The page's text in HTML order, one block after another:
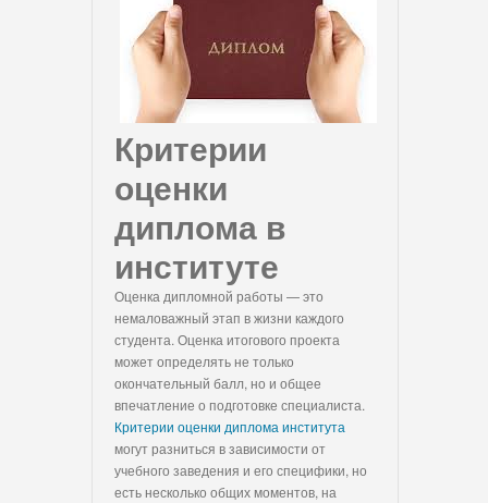
Критерии
оценки
диплома в
институте
Оценка дипломной работы — это
немаловажный этап в жизни каждого
студента. Оценка итогового проекта
может определять не только
окончательный балл, но и общее
впечатление о подготовке специалиста.
Критерии оценки диплома института
могут разниться в зависимости от
учебного заведения и его специфики, но
есть несколько общих моментов, на